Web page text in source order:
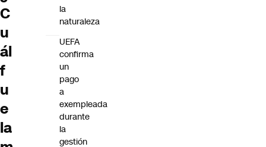
C
u
ál
f
u
e
la
la
naturaleza
UEFA
confirma
un
pago
a
exempleada
durante
la
gestión